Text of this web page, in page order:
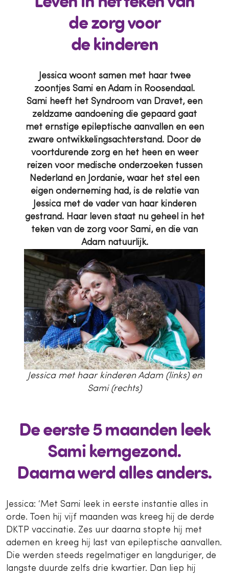
de zorg voor
de kinderen
Jessica woont samen met haar twee
zoontjes Sami en Adam in Roosendaal.
Sami heeft het Syndroom van Dravet, een
zeldzame aandoening die gepaard gaat
met ernstige epileptische aanvallen en een
zware ontwikkelingsachterstand. Door de
voortdurende zorg en het heen en weer
reizen voor medische onderzoeken tussen
Nederland en Jordanie, waar het stel een
eigen onderneming had, is de relatie van
Jessica met de vader van haar kinderen
gestrand. Haar leven staat nu geheel in het
teken van de zorg voor Sami, en die van
Adam natuurlijk.
Jessica met haar kinderen Adam (links) en
Sami (rechts)
De eerste 5 maanden leek
Sami kerngezond.
Daarna werd alles anders.
Jessica: ‘Met Sami leek in eerste instantie alles in
orde. Toen hij vijf maanden was kreeg hij de derde
DKTP vaccinatie. Zes uur daarna stopte hij met
ademen en kreeg hij last van epileptische aanvallen.
Die werden steeds regelmatiger en langduriger, de
langste duurde zelfs drie kwartier. Dan liep hij